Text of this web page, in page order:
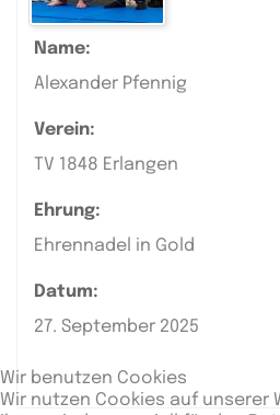
Name:
Alexander Pfennig
Verein:
TV 1848 Erlangen
Ehrung:
Ehrennadel in Gold
Datum:
27. September 2025
Wir benutzen Cookies
Wir nutzen Cookies auf unserer